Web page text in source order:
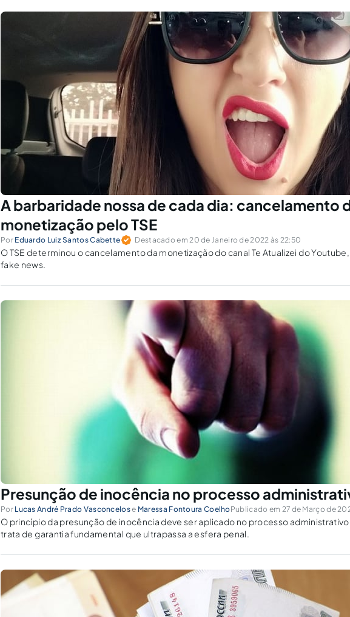
A barbaridade nossa de cada dia: cancelamento
monetização pelo TSE
Por Eduardo Luiz Santos Cabette Destacado em 20 de Janeiro de 2022 às 22:50
O TSE determinou o cancelamento da monetização do canal Te Atualizei do
fake news.
Presunção de inocência no processo
Por Lucas André Prado Vasconcelose Maressa Fontoura CoelhoPublicado em 27 de Março de
O princípio da presunção de inocência deve ser aplicado no processo
trata de garantia fundamental que ultrapassa a esfera penal.